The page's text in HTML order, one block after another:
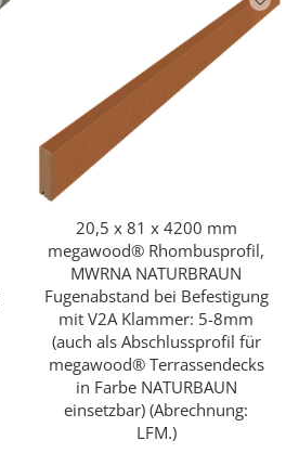
Schnellkauf
20,5 x 81 x 4200 mm
megawood® Rhombusprofil,
MWRNA NATURBRAUN
Fugenabstand bei Befestigung
mit V2A Klammer: 5-8mm
(auch als Abschlussprofil für
megawood® Terrassendecks
in Farbe NATURBAUN
einsetzbar) (Abrechnung:
LFM.)